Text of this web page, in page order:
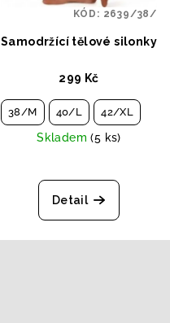
Samodržící tělové silonky
299 Kč
38/M 40/L 42/XL
Skladem(5 ks)
Detail
KÓD: 2639/38/